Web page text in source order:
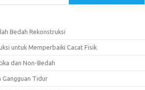
Bedah Rekonstruksi
untuk Memperbaiki Cacat Fisik
dan Non-Bedah
Gangguan Tidur